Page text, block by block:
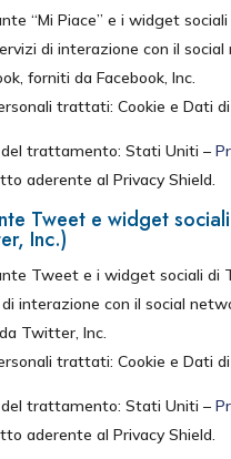
“Mi Piace” e i widget
di interazione con il
forniti da Facebook, Inc.
trattati: Cookie e Dati
trattamento: Stati Uniti –
aderente al Privacy Shield.
Tweet e widget
Inc.)
Tweet e i widget sociali di
interazione con il social
Twitter, Inc.
trattati: Cookie e Dati
trattamento: Stati Uniti –
aderente al Privacy Shield.